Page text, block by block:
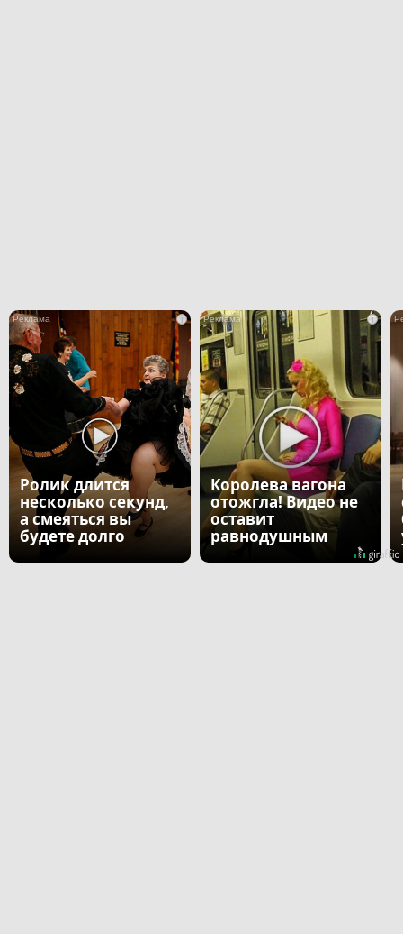
i
Ролик длится
несколько секунд,
а смеяться вы
будете долго
i
Королева вагона
отожгла! Видео не
оставит
равнодушным